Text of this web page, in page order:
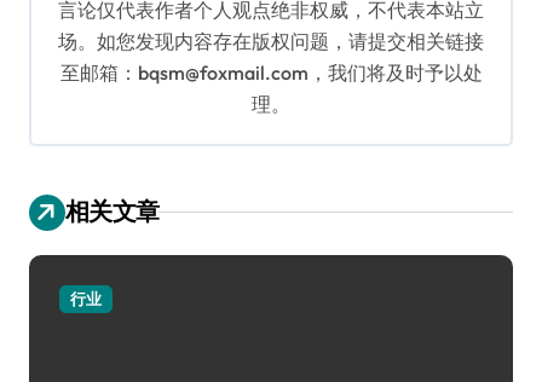
言论仅代表作者个人观点绝非权威，不代表本站立
场。如您发现内容存在版权问题，请提交相关链接
至邮箱：bqsm@foxmail.com，我们将及时予以处
理。
相关文章
行业